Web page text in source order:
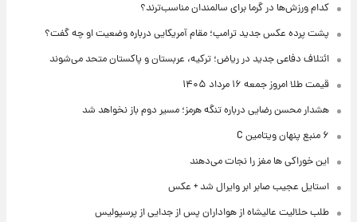
کدام ورزش‌ها در گرما برای سالمندان مناسب‌ترند؟
پشت پرده عکس جدید ترامپ؛ مقام آمریکایی درباره وضعیت او چه گفت؟
ائتلاف دفاعی جدید در ریاض؛ ترکیه، عربستان و پاکستان متحد می‌شوند
قیمت طلا امروز جمعه ۱۶ مرداد ۱۴۰۵
هشدار محسن رضایی درباره تنگه هرمز؛ مسیر دوم باز نخواهد شد
۶ منبع پنهان ویتامین C
این خوراکی ها مغز را نجات می‌دهند
استایل عجیب صابر ابر وایرال شد + عکس
طلب حلالیت عالیشاه از هواداران پس از جدایی از پرسپولیس